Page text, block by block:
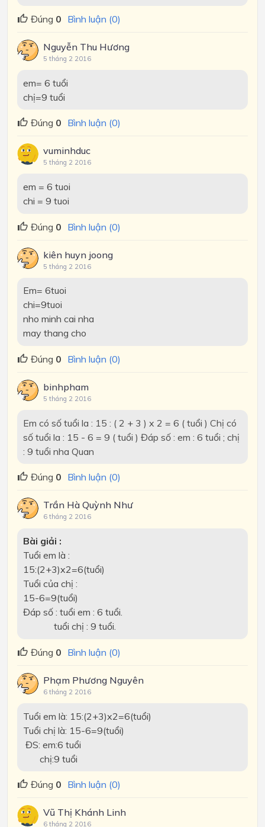
Đúng 0 Bình luận (0)
Nguyễn Thu Hương
5 tháng 2 2016
em= 6 tuổi
chị=9 tuổi
Đúng 0 Bình luận (0)
vuminhduc
5 tháng 2 2016
em = 6 tuoi
chi = 9 tuoi
Đúng 0 Bình luận (0)
kiên huyn joong
5 tháng 2 2016
Em= 6tuoi
chi=9tuoi
nho minh cai nha
may thang cho
Đúng 0 Bình luận (0)
binhpham
5 tháng 2 2016
Em có số tuổi la : 15 : ( 2 + 3 ) x 2 = 6 ( tuổi ) Chị có
số tuổi la : 15 - 6 = 9 ( tuổi ) Đáp số : em : 6 tuổi ; chị
: 9 tuổi nha Quan
Đúng 0 Bình luận (0)
Trần Hà Quỳnh Như
6 tháng 2 2016
Bài giải :
Tuổi em là :
15:(2+3)x2=6(tuổi)
Tuổi của chị :
15-6=9(tuổi)
Đáp số : tuổi em : 6 tuổi.
tuổi chị : 9 tuổi.
Đúng 0 Bình luận (0)
Phạm Phương Nguyên
6 tháng 2 2016
Tuổi em là: 15:(2+3)x2=6(tuổi)
Tuổi chị là: 15-6=9(tuổi)
ĐS: em:6 tuổi
chị:9 tuổi
Đúng 0 Bình luận (0)
Vũ Thị Khánh Linh
6 tháng 2 2016